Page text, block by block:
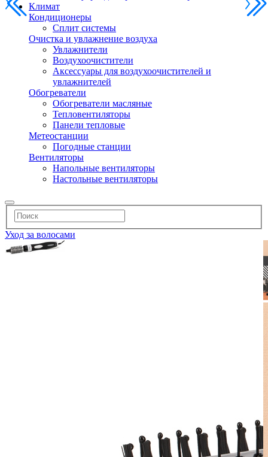
Климат
Кондиционеры
Сплит системы
Очистка и увлажнение воздуха
Увлажнители
Воздухоочистители
Аксессуары для воздухоочистителей и
увлажнителей
Обогреватели
Обогреватели масляные
Тепловентиляторы
Панели тепловые
Метеостанции
Погодные станции
Вентиляторы
Напольные вентиляторы
Настольные вентиляторы
Уход за волосами